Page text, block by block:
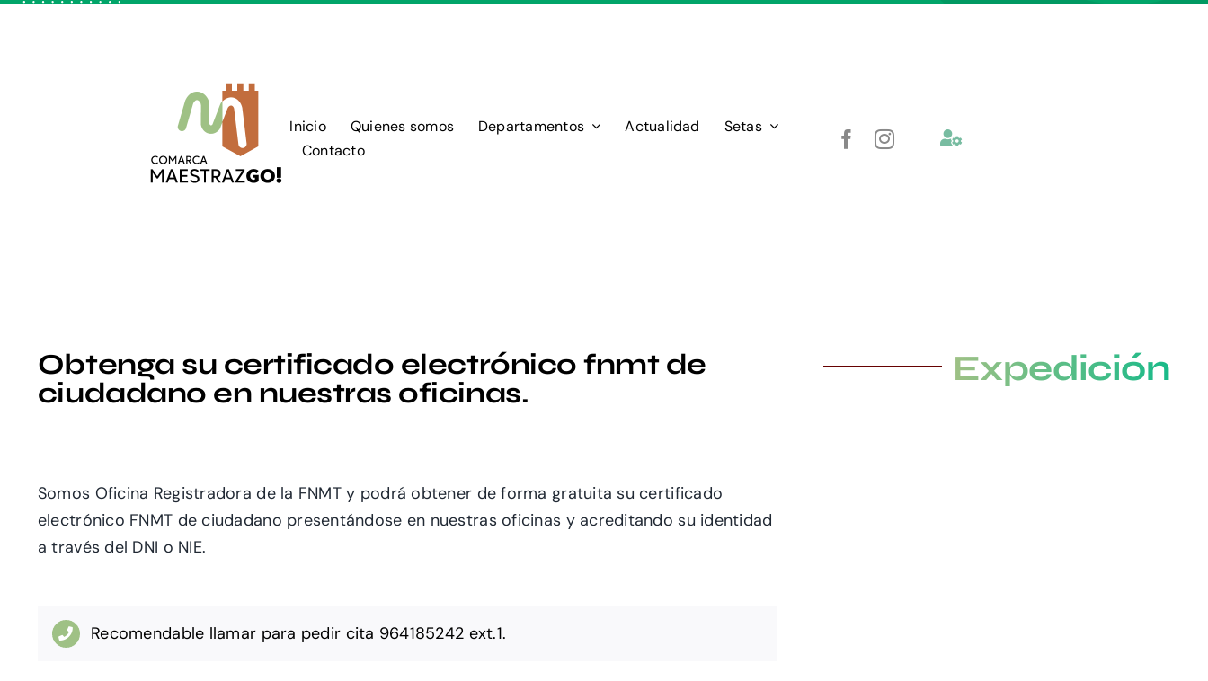
Inicio Quienes somos Departamentos Actualidad
Setas
Contacto
Obtenga su certificado electrónico fnmt de
ciudadano en nuestras oficinas.
Somos Oficina Registradora de la FNMT y podrá obtener de forma gratuita su certificado
electrónico FNMT de ciudadano presentándose en nuestras oficinas y acreditando su identidad
a través del DNI o NIE.
Recomendable llamar para pedir cita 964185242 ext.1.
Expedición